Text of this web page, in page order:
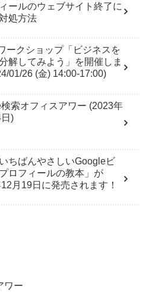
ールのウェブサイト終了に
処方法
ークショップ「ビジネスを
解してみよう」を開催しま
01/26 (金) 14:00-17:00)
索オフィスアワー (2023年
)
ちばんやさしいGoogleビ
ロフィールの教本」が
月19日に発売されます！
ワー